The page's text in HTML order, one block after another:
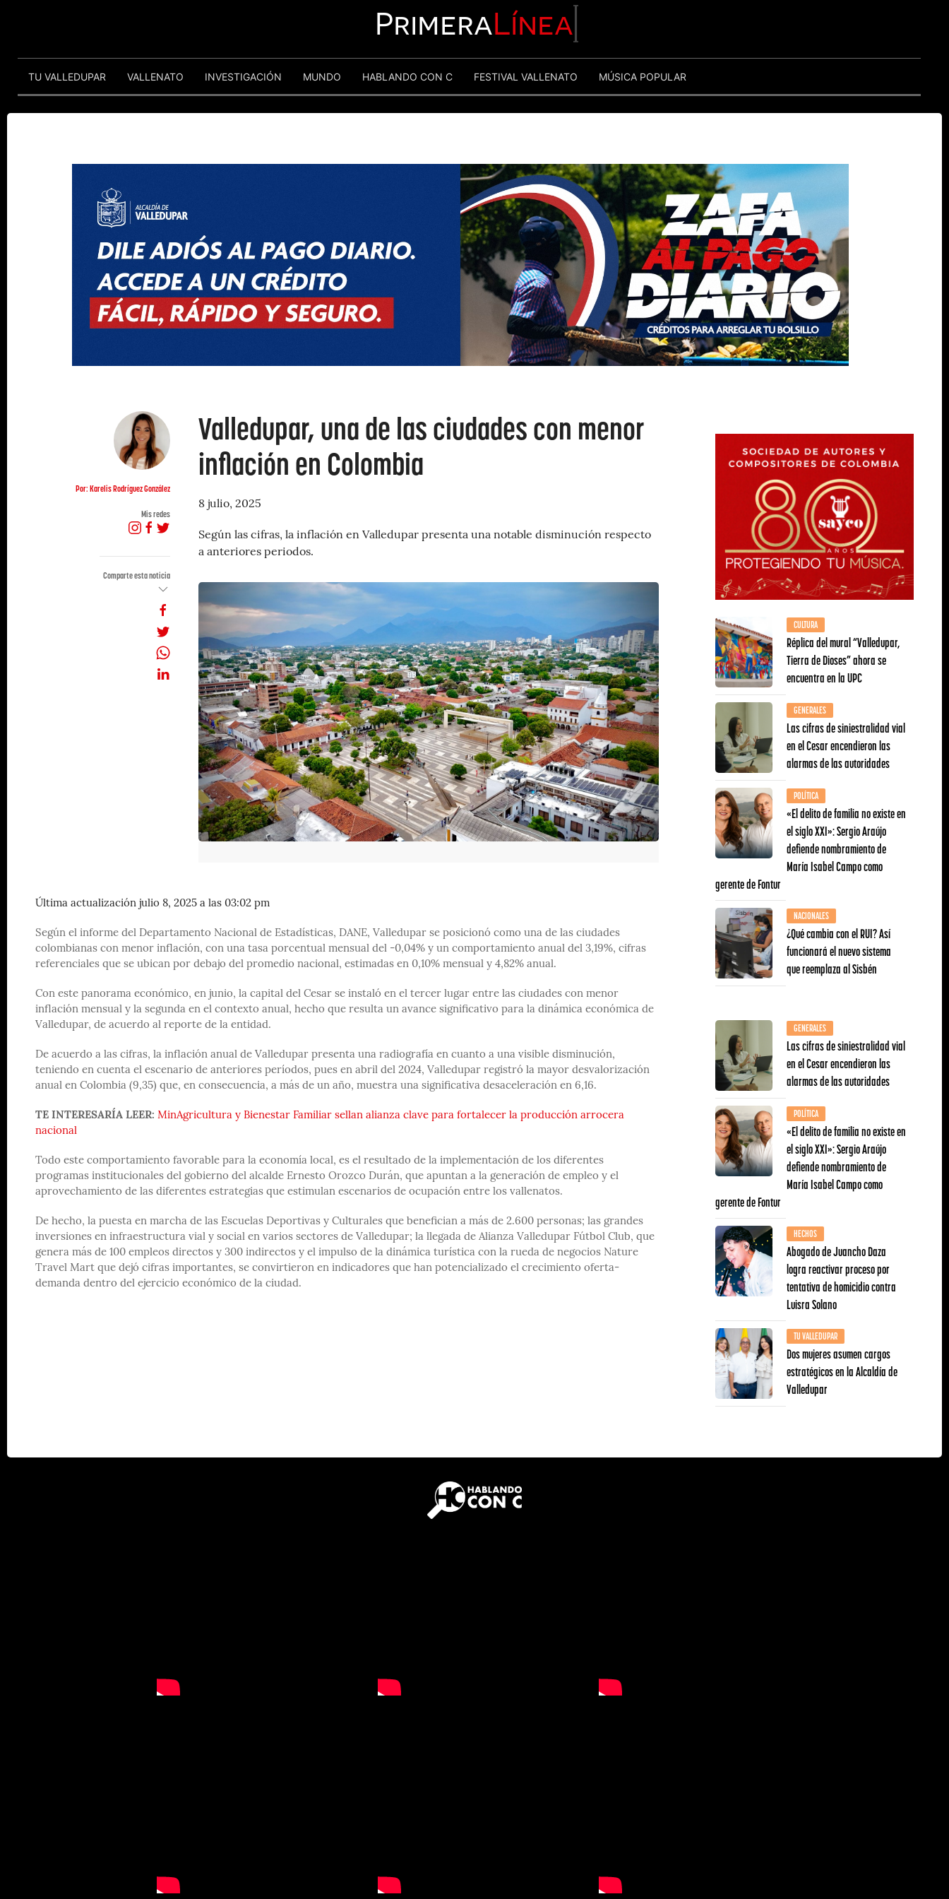
PrimeraLínea
TU VALLEDUPAR VALLENATO INVESTIGACIÓN MUNDO HABLANDO CON C FESTIVAL VALLENATO MÚSICA POPULAR
Por: Karelis Rodríguez González
Mis redes
Comparte esta noticia
Valledupar, una de las ciudades con menor
inflación en Colombia
8 julio, 2025
Según las cifras, la inflación en Valledupar presenta una notable disminución respecto
a anteriores periodos.
Última actualización julio 8, 2025 a las 03:02 pm
Según el informe del Departamento Nacional de Estadísticas, DANE, Valledupar se posicionó como una de las ciudades
colombianas con menor inflación, con una tasa porcentual mensual del -0,04% y un comportamiento anual del 3,19%, cifras
referenciales que se ubican por debajo del promedio nacional, estimadas en 0,10% mensual y 4,82% anual.
Con este panorama económico, en junio, la capital del Cesar se instaló en el tercer lugar entre las ciudades con menor
inflación mensual y la segunda en el contexto anual, hecho que resulta un avance significativo para la dinámica económica de
Valledupar, de acuerdo al reporte de la entidad.
De acuerdo a las cifras, la inflación anual de Valledupar presenta una radiografía en cuanto a una visible disminución,
teniendo en cuenta el escenario de anteriores períodos, pues en abril del 2024, Valledupar registró la mayor desvalorización
anual en Colombia (9,35) que, en consecuencia, a más de un año, muestra una significativa desaceleración en 6,16.
TE INTERESARÍA LEER: MinAgricultura y Bienestar Familiar sellan alianza clave para fortalecer la producción arrocera
nacional
Todo este comportamiento favorable para la economía local, es el resultado de la implementación de los diferentes
programas institucionales del gobierno del alcalde Ernesto Orozco Durán, que apuntan a la generación de empleo y el
aprovechamiento de las diferentes estrategias que estimulan escenarios de ocupación entre los vallenatos.
De hecho, la puesta en marcha de las Escuelas Deportivas y Culturales que benefician a más de 2.600 personas; las grandes
inversiones en infraestructura vial y social en varios sectores de Valledupar; la llegada de Alianza Valledupar Fútbol Club, que
genera más de 100 empleos directos y 300 indirectos y el impulso de la dinámica turística con la rueda de negocios Nature
Travel Mart que dejó cifras importantes, se convirtieron en indicadores que han potencializado el crecimiento oferta-
demanda dentro del ejercicio económico de la ciudad.
CULTURA
Réplica del mural “Valledupar,
Tierra de Dioses” ahora se
encuentra en la UPC
GENERALES
Las cifras de siniestralidad vial
en el Cesar encendieron las
alarmas de las autoridades
POLÍTICA
«El delito de familia no existe en
el siglo XXI»: Sergio Araújo
defiende nombramiento de
María Isabel Campo como
gerente de Fontur
NACIONALES
¿Qué cambia con el RUI? Así
funcionará el nuevo sistema
que reemplaza al Sisbén
GENERALES
Las cifras de siniestralidad vial
en el Cesar encendieron las
alarmas de las autoridades
POLÍTICA
«El delito de familia no existe en
el siglo XXI»: Sergio Araújo
defiende nombramiento de
María Isabel Campo como
gerente de Fontur
HECHOS
Abogado de Juancho Daza
logra reactivar proceso por
tentativa de homicidio contra
Luisra Solano
TU VALLEDUPAR
Dos mujeres asumen cargos
estratégicos en la Alcaldía de
Valledupar